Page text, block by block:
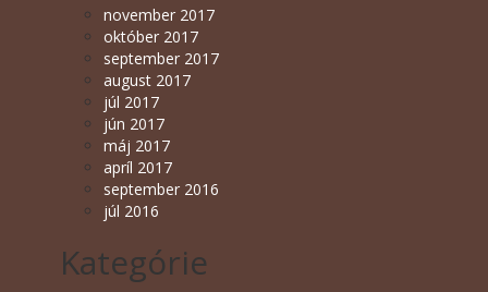
november 2017
október 2017
september 2017
august 2017
júl 2017
jún 2017
máj 2017
apríl 2017
september 2016
júl 2016
Kategórie